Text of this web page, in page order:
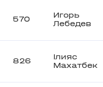
570
Игорь
Лебедев
826
Ілияс
Махатбек